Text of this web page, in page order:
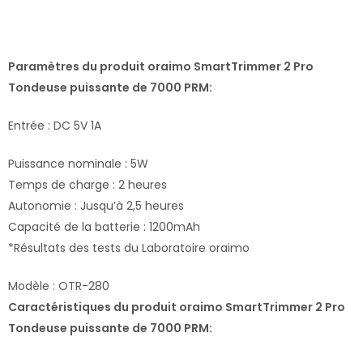
Paramètres du produit oraimo SmartTrimmer 2 Pro
Tondeuse puissante de 7000 PRM:
Entrée : DC 5V 1A
Puissance nominale : 5W
Temps de charge : 2 heures
Autonomie : Jusqu’à 2,5 heures
Capacité de la batterie : 1200mAh
*Résultats des tests du Laboratoire oraimo
Modèle : OTR-280
Caractéristiques du produit oraimo SmartTrimmer 2 Pro
Tondeuse puissante de 7000 PRM: